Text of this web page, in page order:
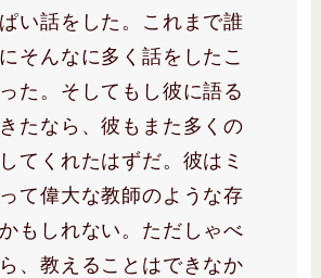
い話をした。これまで誰
そんなに多く話をしたこ
た。そしてもし彼に語る
たなら、彼もまた多くの
てくれたはずだ。彼はミ
て偉大な教師のような存
もしれない。ただしゃべ
、教えることはできなか